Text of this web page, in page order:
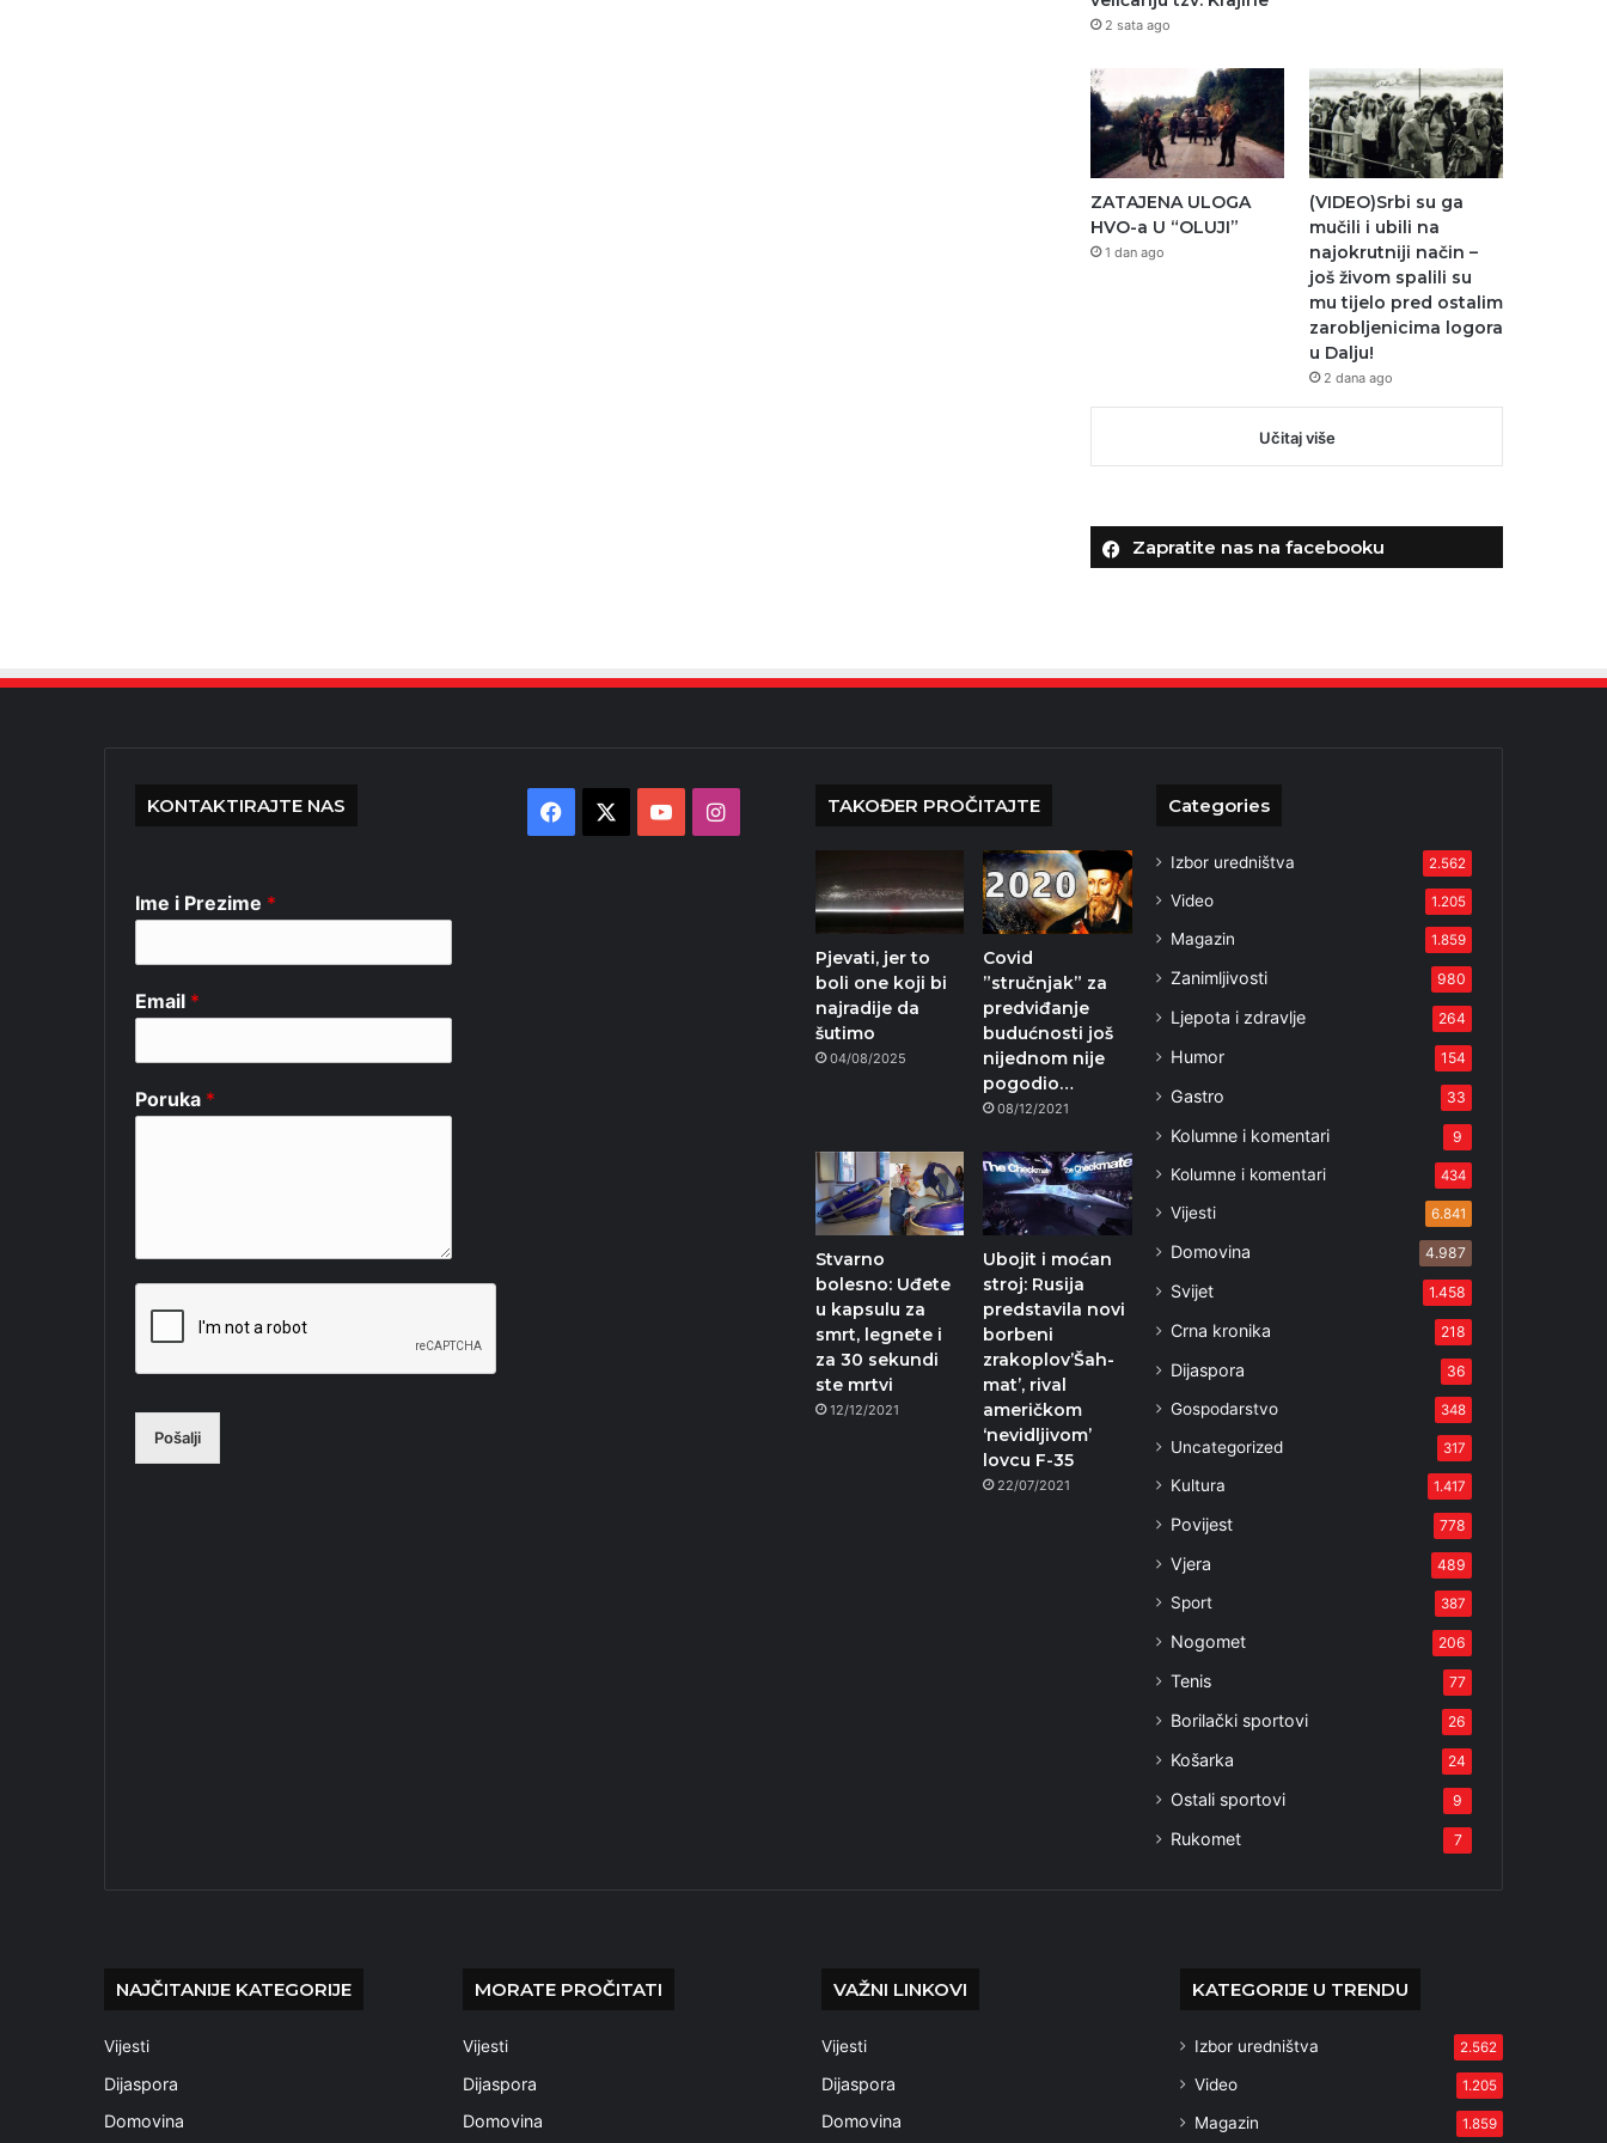
2 sata ago
ZATAJENA ULOGA
HVO-a U “OLUJI”
1 dan ago
(VIDEO)Srbi su ga
mučili i ubili na
najokrutniji način –
još živom spalili su
mu tijelo pred ostalim
zarobljenicima logora
u Dalju!
2 dana ago
Učitaj više
Zapratite nas na facebooku
KONTAKTIRAJTE NAS
Ime i Prezime *
Email *
Poruka *
Pošalji
Facebook YouTubeInstagram TAKOĐER PROČITAJTE
Pjevati, jer to
boli one koji bi
najradije da
šutimo
04/08/2025
Covid
”stručnjak” za
predviđanje
budućnosti još
nijednom nije
pogodio…
08/12/2021
Stvarno
bolesno: Uđete
u kapsulu za
smrt, legnete i
za 30 sekundi
ste mrtvi
12/12/2021
Ubojit i moćan
stroj: Rusija
predstavila novi
borbeni
zrakoplov’Šah-
mat’, rival
američkom
‘nevidljivom’
lovcu F-35
22/07/2021
Categories
Izbor uredništva 2.562
Video 1.205
Magazin 1.859
Zanimljivosti 980
Ljepota i zdravlje 264
Humor 154
Gastro 33
Kolumne i komentari 9
Kolumne i komentari 434
Vijesti 6.841
Domovina 4.987
Svijet 1.458
Crna kronika 218
Dijaspora 36
Gospodarstvo 348
Uncategorized 317
Kultura 1.417
Povijest 778
Vjera 489
Sport 387
Nogomet 206
Tenis 77
Borilački sportovi 26
Košarka 24
Ostali sportovi 9
Rukomet 7
NAJČITANIJE KATEGORIJE
Vijesti
Dijaspora
Domovina
MORATE PROČITATI
Vijesti
Dijaspora
Domovina
VAŽNI LINKOVI
Vijesti
Dijaspora
Domovina
KATEGORIJE U TRENDU
Izbor uredništva 2.562
Video 1.205
Magazin 1.859